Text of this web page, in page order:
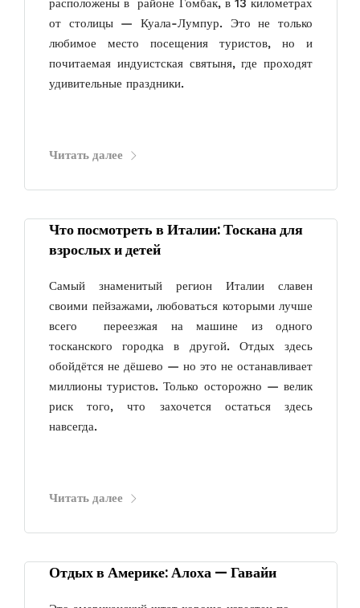
от столицы — Куала-Лумпур. Это не только
любимое место посещения туристов, но и
почитаемая индуистская святыня, где проходят
удивительные праздники.
Читать далее
Что посмотреть в Италии: Тоскана для
взрослых и детей
Самый знаменитый регион Италии славен
своими пейзажами, любоваться которыми лучше
всего переезжая на машине из одного
тосканского городка в другой. Отдых здесь
обойдётся не дёшево — но это не останавливает
миллионы туристов. Только осторожно — велик
риск того, что захочется остаться здесь
навсегда.
Читать далее
Отдых в Америке: Алоха — Гавайи